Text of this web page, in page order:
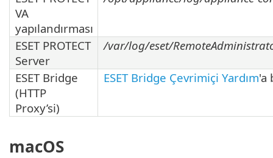
VA
yapılandırması
ESET PROTECT
Server
/var/log/eset/
ESET Bridge
(HTTP
Proxy’si)
ESET Bridge Çevrimiçi Yardım'a
macOS